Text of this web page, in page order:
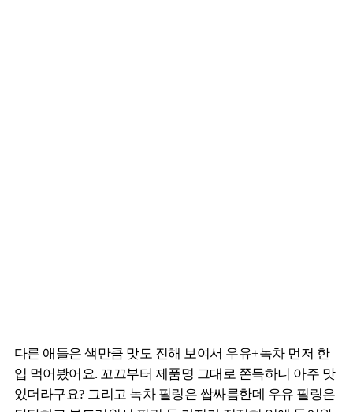
다른 애들은 색만큼 맛도 진해 보여서 우유+녹차 먼저 한
입 먹어봤어요. 꼬끄부터 제품명 그대로 쫀득하니 아주 맛
있더라구요? 그리고 녹차 필링은 쌉싸름한데 우유 필링은